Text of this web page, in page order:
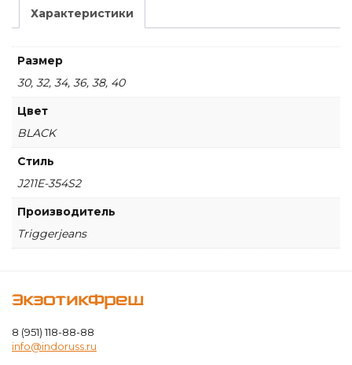
Slim-
Fit
Характеристики
Размер
30, 32, 34, 36, 38, 40
Цвет
BLACK
Стиль
J211E-354S2
Производитель
Triggerjeans
ЭкзотикФреш
8 (951) 118-88-88
info@indoruss.ru